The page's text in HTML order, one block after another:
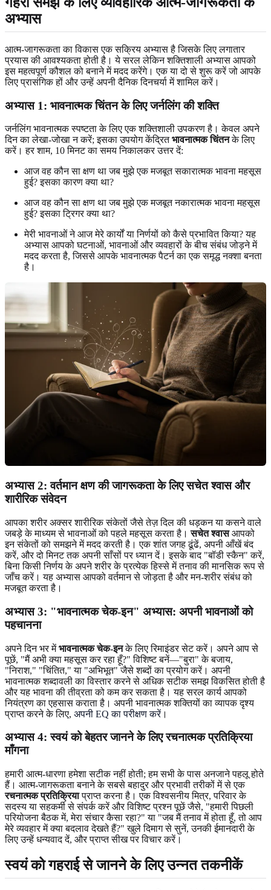
अभ्यास
आत्म-जागरूकता का विकास एक सक्रिय अभ्यास है जिसके लिए लगातार
प्रयास की आवश्यकता होती है। ये सरल लेकिन शक्तिशाली अभ्यास आपको
इस महत्वपूर्ण कौशल को बनाने में मदद करेंगे। एक या दो से शुरू करें जो आपके
लिए प्रासंगिक हों और उन्हें अपनी दैनिक दिनचर्या में शामिल करें।
अभ्यास 1: भावनात्मक चिंतन के लिए जर्नलिंग की शक्ति
जर्नलिंग भावनात्मक स्पष्टता के लिए एक शक्तिशाली उपकरण है। केवल अपने
दिन का लेखा-जोखा न करें; इसका उपयोग केंद्रितभावनात्मक चिंतनके लिए
करें। हर शाम, 10 मिनट का समय निकालकर उत्तर दें:
आज वह कौन सा क्षण था जब मुझे एक मजबूत सकारात्मक भावना महसूस
हुई? इसका कारण क्या था?
आज वह कौन सा क्षण था जब मुझे एक मजबूत नकारात्मक भावना महसूस
हुई? इसका ट्रिगर क्या था?
मेरी भावनाओं ने आज मेरे कार्यों या निर्णयों को कैसे प्रभावित किया? यह
अभ्यास आपको घटनाओं, भावनाओं और व्यवहारों के बीच संबंध जोड़ने में
मदद करता है, जिससे आपके भावनात्मक पैटर्न का एक समृद्ध नक्शा बनता
है।
अभ्यास 2: वर्तमान क्षण की जागरूकता के लिए सचेत श्वास और
शारीरिक संवेदन
आपका शरीर अक्सर शारीरिक संकेतों जैसे तेज़ दिल की धड़कन या कसने वाले
जबड़े के माध्यम से भावनाओं को पहले महसूस करता है।सचेत श्वासआपको
इन संकेतों को समझने में मदद करती है। एक शांत जगह ढूंढें, अपनी आँखें बंद
करें, और दो मिनट तक अपनी साँसों पर ध्यान दें। इसके बाद "बॉडी स्कैन" करें,
बिना किसी निर्णय के अपने शरीर के प्रत्येक हिस्से में तनाव की मानसिक रूप से
जाँच करें। यह अभ्यास आपको वर्तमान से जोड़ता है और मन-शरीर संबंध को
मजबूत करता है।
अभ्यास 3: "भावनात्मक चेक-इन" अभ्यास: अपनी भावनाओं को
पहचानना
अपने दिन भर मेंभावनात्मक चेक-इनके लिए रिमाइंडर सेट करें। अपने आप से
पूछें, "मैं अभी क्या महसूस कर रहा हूँ?" विशिष्ट बनें—"बुरा" के बजाय,
"निराश," "चिंतित," या "अभिभूत" जैसे शब्दों का प्रयोग करें। अपनी
भावनात्मक शब्दावली का विस्तार करने से अधिक सटीक समझ विकसित होती है
और यह भावना की तीव्रता को कम कर सकता है। यह सरल कार्य आपको
नियंत्रण का एहसास कराता है। अपनी भावनात्मक शक्तियों का व्यापक दृश्य
प्राप्त करने के लिए, अपनी EQ का परीक्षण करें।
अभ्यास 4: स्वयं को बेहतर जानने के लिए रचनात्मक प्रतिक्रिया
माँगना
हमारी आत्म-धारणा हमेशा सटीक नहीं होती; हम सभी के पास अनजाने पहलू होते
हैं। आत्म-जागरूकता बनाने के सबसे बहादुर और प्रभावी तरीकों में से एक
रचनात्मक प्रतिक्रियाप्राप्त करना है। एक विश्वसनीय मित्र, परिवार के
सदस्य या सहकर्मी से संपर्क करें और विशिष्ट प्रश्न पूछें जैसे, "हमारी पिछली
परियोजना बैठक में, मेरा संचार कैसा रहा?" या "जब मैं तनाव में होता हूँ, तो आप
मेरे व्यवहार में क्या बदलाव देखते हैं?" खुले दिमाग से सुनें, उनकी ईमानदारी के
लिए उन्हें धन्यवाद दें, और प्राप्त सीख पर विचार करें।
स्वयं को गहराई से जानने के लिए उन्नत तकनीकें